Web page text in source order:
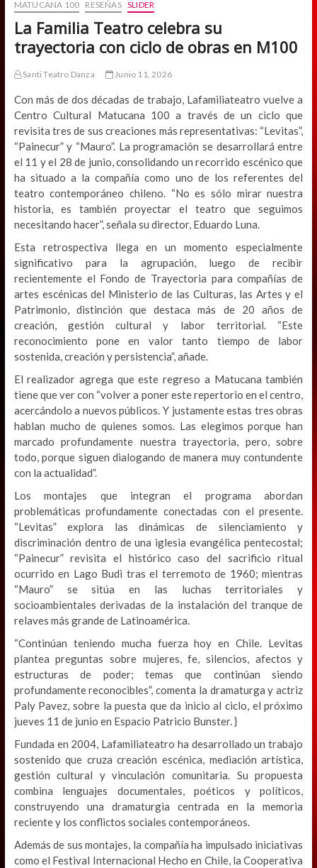
MATUCANA 100 RESEÑAS SLIDER
La Familia Teatro celebra su
trayectoria con ciclo de obras en M100
Santi Teatro Danza Junio 11, 2026
Con más de dos décadas de trabajo, Lafamiliateatro vuelve a
Centro Cultural Matucana 100 a través de un ciclo que
revisita tres de sus creaciones más representativas: “Levitas”,
“Painecur” y “Mauro”. La programación se desarrollará entre
el 11 y el 28 de junio, consolidando un recorrido escénico que
ha situado a la compañía como uno de los referentes del
teatro contemporáneo chileno. “No es sólo mirar nuestra
historia, es también proyectar el teatro que seguimos
necesitando hacer”, señala su director, Eduardo Luna.
Esta retrospectiva llega en un momento especialmente
significativo para la agrupación, luego de recibir
recientemente el Fondo de Trayectoria para compañías de
artes escénicas del Ministerio de las Culturas, las Artes y el
Patrimonio, distinción que destaca más de 20 años de
creación, gestión cultural y labor territorial. “Este
reconocimiento pone en valor tanto tiempo de labor
sostenida, creación y persistencia”, añade.
El realizador agrega que este regreso a Matucana también
tiene que ver con “volver a poner este repertorio en el centro,
acercándolo a nuevos públicos. Y justamente estas tres obras
hablan mucho de quienes somos. Las elegimos porque han
marcado profundamente nuestra trayectoria, pero, sobre
todo, porque siguen dialogando de manera muy contundente
con la actualidad”.
Los montajes que integran el programa abordan
problemáticas profundamente conectadas con el presente.
“Levitas” explora las dinámicas de silenciamiento y
discriminación dentro de una iglesia evangélica pentecostal;
“Painecur” revisita el histórico caso del sacrificio ritual
ocurrido en Lago Budi tras el terremoto de 1960; mientras
“Mauro” se sitúa en las luchas territoriales y
socioambientales derivadas de la instalación del tranque de
relaves más grande de Latinoamérica.
“Continúan teniendo mucha fuerza hoy en Chile. Levitas
plantea preguntas sobre mujeres, fe, silencios, afectos y
estructuras de poder; temas que continúan siendo
profundamente reconocibles”, comenta la dramaturga y actriz
Paly Pavez, sobre la puesta que da inicio al ciclo, el próximo
jueves 11 de junio en Espacio Patricio Bunster. }
Fundada en 2004, Lafamiliateatro ha desarrollado un trabajo
sostenido que cruza creación escénica, mediación artística,
gestión cultural y vinculación comunitaria. Su propuesta
combina lenguajes documentales, poéticos y políticos,
construyendo una dramaturgia centrada en la memoria
reciente y los conflictos sociales contemporáneos.
Además de sus montajes, la compañía ha impulsado iniciativas
como el Festival Internacional Hecho en Chile, la Cooperativa